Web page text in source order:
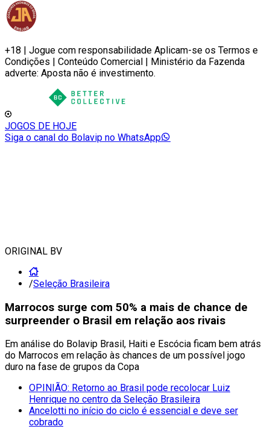
+18 | Jogue com responsabilidade Aplicam-se os Termos e
Condições | Conteúdo Comercial | Ministério da Fazenda
adverte: Aposta não é investimento.
JOGOS DE HOJE
Siga o canal do Bolavip no WhatsApp
ORIGINAL BV
/Seleção Brasileira
Marrocos surge com 50% a mais de chance de
surpreender o Brasil em relação aos rivais
Em análise do Bolavip Brasil, Haiti e Escócia ficam bem atrás
do Marrocos em relação às chances de um possível jogo
duro na fase de grupos da Copa
OPINIÃO: Retorno ao Brasil pode recolocar Luiz
Henrique no centro da Seleção Brasileira
Ancelotti no início do ciclo é essencial e deve ser
cobrado